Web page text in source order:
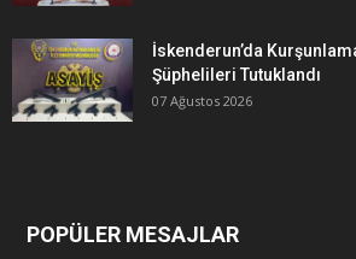
İskenderun’da
Şüphelileri Tutuklandı
07 Ağustos 2026
POPÜLER MESAJLAR